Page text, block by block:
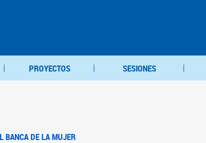
PROYECTOS SESIONES
BANCA DE LA MUJER